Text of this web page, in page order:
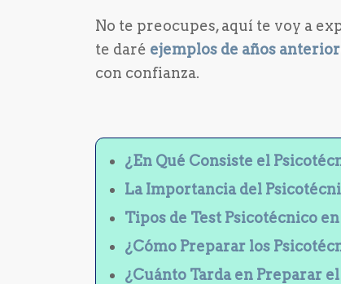
No te preocupes, aquí te voy a
te daré ejemplos de años
con confianza.
¿En Qué Consiste el
La Importancia del
Tipos de Test Psicotécnico
¿Cómo Preparar los
¿Cuánto Tarda en Preparar